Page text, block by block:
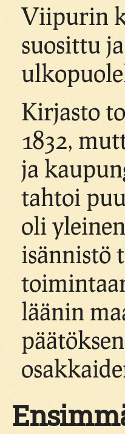
Viipurin
suosittu
Kirjasto
1832,
ja
tahtoi
oli
isännistö
läänin